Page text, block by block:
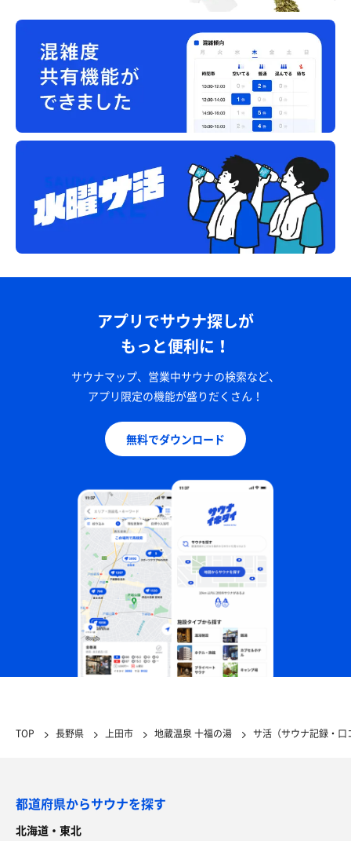
アプリでサウナ探しが
もっと便利に！
サウナマップ、営業中サウナの検索など、
アプリ限定の機能が盛りだくさん！
無料でダウンロード
TOP 長野県 上田市 地蔵温泉 十福の湯 サ活（サウナ記録・口
都道府県からサウナを探す
北海道・東北